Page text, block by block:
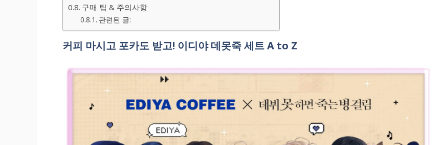
구매 팁 & 주의사항
관련된 글:
커피 마시고 포카도 받고! 이디야 데못죽 세트 A to Z